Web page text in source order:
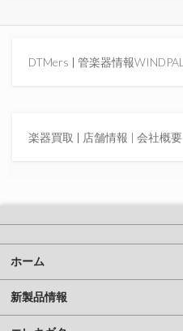
DTMers | 管楽器情報WINDPAL
楽器買取 | 店舗情報 | 会社概要
ホーム
新製品情報